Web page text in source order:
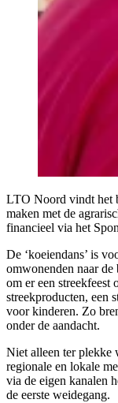
LTO Noord vindt het
maken met de
financieel via het
De ‘koeiendans’ is
omwonenden naar de
om er een streekfeest
streekproducten, een
voor kinderen. Zo
onder de aandacht.
Niet alleen ter plekke
regionale en lokale
via de eigen kanalen
de eerste weidegang.